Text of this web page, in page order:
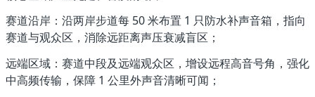
赛道沿岸 ：沿两岸步道每 50 米布置 1 只防水补声音箱，指向
赛道与观众区，消除远距离声压衰减盲区；
远端区域 ：赛道中段及远端观众区，增设远程高音号角，强化
中高频传输，保障 1 公里外声音清晰可闻；